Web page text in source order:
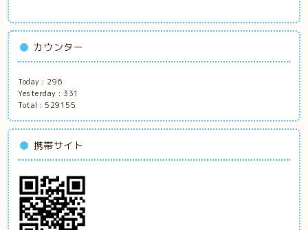
カウンター
Today : 296
Yesterday : 331
Total : 529155
携帯サイト